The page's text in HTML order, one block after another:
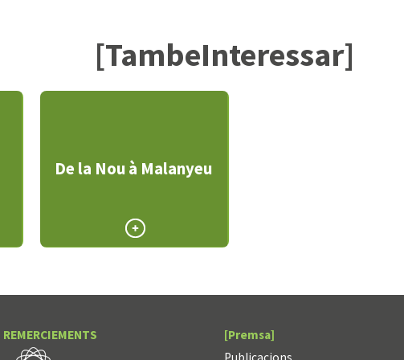
[TambeInteressar]
De la Nou à Malanyeu
REMERCIEMENTS
[Premsa]